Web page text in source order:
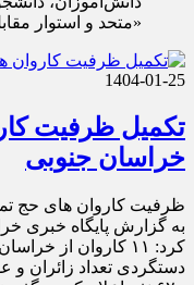
«متحد و استوار
1404-01-25
خراسان جنوبی
به گزارش پایگاه خبری
کرد: ۱۱ کاروان از